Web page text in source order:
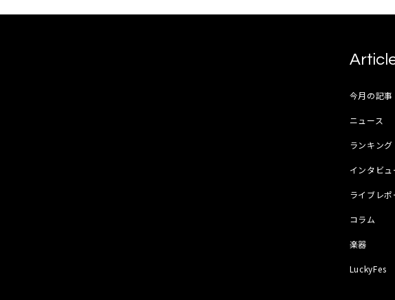
今月の記事
ニュース
ランキング
インタビュ
ライブレポ
コラム
楽器
LuckyFes